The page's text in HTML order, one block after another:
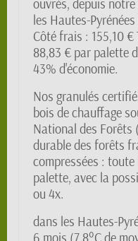
ouvrés, depuis
les Hautes-
Côté frais : 155,10 €
88,83 € par palette
43% d'économie.
Nos granulés
bois de chauffage
National des Forêts
durable des forêts
compressées :
palette, avec la
ou 4x.
dans les Hautes-